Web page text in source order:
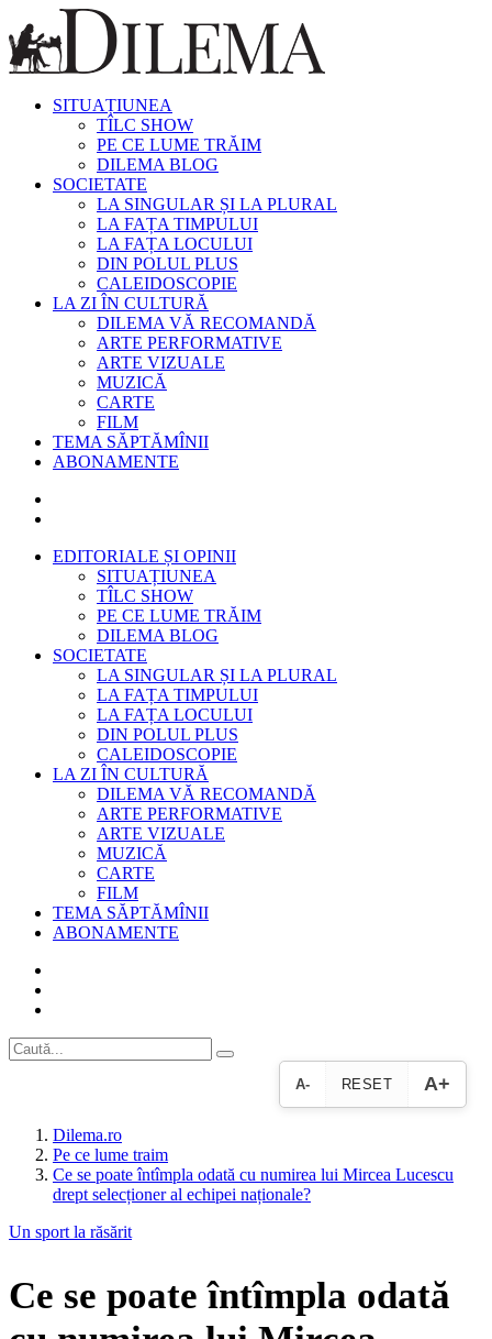
SITUAȚIUNEA
TÎLC SHOW
PE CE LUME TRĂIM
DILEMA BLOG
SOCIETATE
LA SINGULAR ȘI LA PLURAL
LA FAȚA TIMPULUI
LA FAȚA LOCULUI
DIN POLUL PLUS
CALEIDOSCOPIE
LA ZI ÎN CULTURĂ
DILEMA VĂ RECOMANDĂ
ARTE PERFORMATIVE
ARTE VIZUALE
MUZICĂ
CARTE
FILM
TEMA SĂPTĂMÎNII
ABONAMENTE
EDITORIALE ȘI OPINII
SITUAȚIUNEA
TÎLC SHOW
PE CE LUME TRĂIM
DILEMA BLOG
SOCIETATE
LA SINGULAR ȘI LA PLURAL
LA FAȚA TIMPULUI
LA FAȚA LOCULUI
DIN POLUL PLUS
CALEIDOSCOPIE
LA ZI ÎN CULTURĂ
DILEMA VĂ RECOMANDĂ
ARTE PERFORMATIVE
ARTE VIZUALE
MUZICĂ
CARTE
FILM
TEMA SĂPTĂMÎNII
ABONAMENTE
A- RESET A+
Dilema.ro
Pe ce lume traim
Ce se poate întîmpla odată cu numirea lui Mircea Lucescu
drept selecționer al echipei naționale?
Un sport la răsărit
Ce se poate întîmpla odată